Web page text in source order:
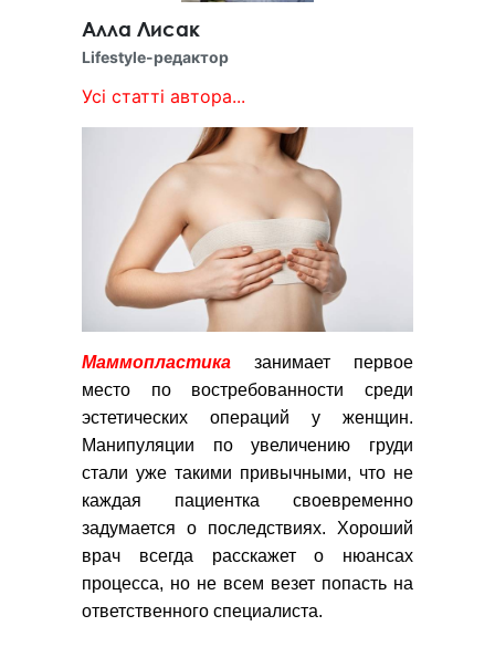
Алла Лисак
Lifestyle-редактор
Усі статті автора...
Маммопластика занимает первое
место по востребованности среди
эстетических операций у женщин.
Манипуляции по увеличению груди
стали уже такими привычными, что не
каждая пациентка своевременно
задумается о последствиях. Хороший
врач всегда расскажет о нюансах
процесса, но не всем везет попасть на
ответственного специалиста.